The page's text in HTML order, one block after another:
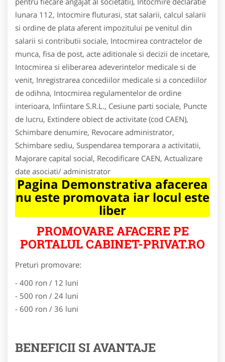
lunara 112, Intocmire fluturasi, stat salarii, calcul salarii
si ordine de plata aferent impozitului pe venitul din
salarii si contributii sociale, Intocmirea contractelor de
munca, fisa de post, acte aditionale si decizii de incetare,
Intocmirea si eliberarea adeverintelor medicale si de
venit, Inregistrarea concediilor medicale si a concediilor
de odihna, Intocmirea regulamentelor de ordine
interioara, Infiintare S.R.L., Cesiune parti sociale, Puncte
de lucru, Extindere obiect de activitate (cod CAEN),
Schimbare denumire, Revocare administrator,
Schimbare sediu, Suspendarea temporara a activitatii,
Majorare capital social, Recodificare CAEN, Actualizare
date asociati/ administrator
Pagina Demonstrativa afacerea
nu este promovata iar locul este
liber
PROMOVARE AFACERE PE
PORTALUL CABINET-PRIVAT.RO
Preturi promovare:
- 400 ron / 12 luni
- 500 ron / 24 luni
- 600 ron / 36 luni
BENEFICII SI AVANTAJE